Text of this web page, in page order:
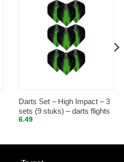
Darts Set – High Impact – 3
sets (9 stuks) – darts flights
– Best Getest – Groen
6.49